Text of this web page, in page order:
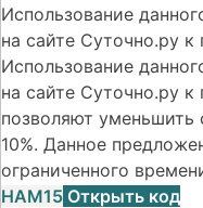
Использование
на сайте Суточно.ру
Использование
на сайте Суточно.ру
позволяют уменьшить
10%. Данное
ограниченного
НАМ15 Открыть код